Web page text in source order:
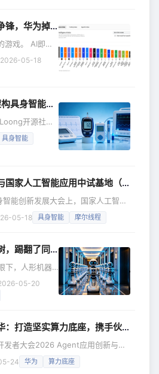
户数
宏表示，目前
是Token消
局，它代表
衡量的是投
为掉队，百度抢位
游戏。 AI即将
掌阿里的吴泳
技术投入已正
仅仅是千问、
云+应用生态”
前像阿里一样
帐”的厂商，全
2026-05-18
与OpenLoong推进人形机器人适配
开源社区
身智能人形机
智能产业规模
具身智能
应用中试基地（具身智能）达成战略合作，加速全链条自主创新
能创新发展大会上，国家人工智能
）（简称：国家具身智能应用中试基
成为共建合伙人，并担任其产业委员
尔线程与国家具身智能应用中试基
成立“具身智能算力与仿真联合实验
能GPU算力底座”与“国家级战略平
05-18 具身智能 摩尔线程
踢翻了同族
下，人形机器
资本与媒体的
新贵。 继2021
尤其是2026年
融资额逼近300
部持续扩容，
05-20
坚实算力底座，携手伙伴加速Agent应用创新
发者大会2026 Agent应用创新与一
与业务发展部总裁彭红华发表致
聚焦根技术创新，为伙伴打造差异化
24 华为 算力底座